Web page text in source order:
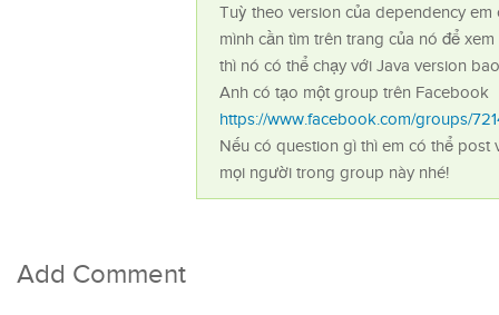
Tuỳ theo version của dependency em
mình cần tìm trên trang của nó để
thì nó có thể chạy với Java version
Anh có tạo một group trên Facebook
https://www.facebook.com/groups/
Nếu có question gì thì em có thể post
mọi người trong group này nhé!
Add Comment